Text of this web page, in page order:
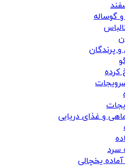
گوساله
پرندگان
و غذای دریایی
سرد
یخچالی